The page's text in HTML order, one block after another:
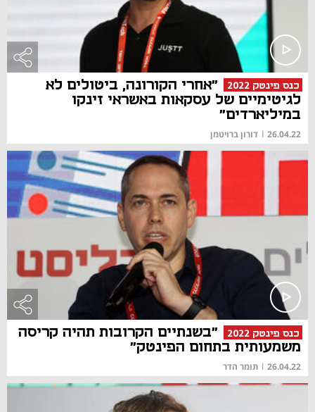
כנס פינטק 2022
"אחרי הקורונה, ביטולים לא
לגיטימיים של עסקאות באשראי זינקו
במיליארדים"
26.04.22
| דורון ברויטמן
כנס פינטק 2022
"בשנתיים הקרובות תהיה קריסה
משמעותית בתחום הפינטק"
26.04.22
| תומר הדר